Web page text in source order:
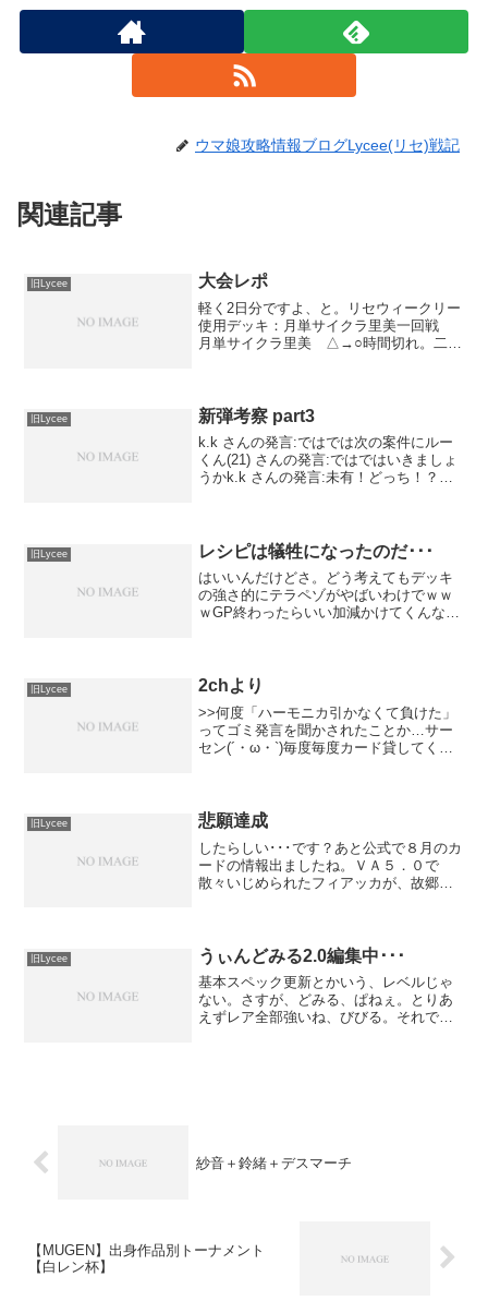
ウマ娘攻略情報ブログLycee(リセ)戦記
関連記事
旧Lycee 大会レポ
軽く2日分ですよ、と。リセウィークリー
使用デッキ：月単サイクラ里美一回戦
月単サイクラ里美 △→○時間切れ。二回
→観鈴→コンバ...
旧Lycee 新弾考察 part3
k.k さんの発言:ではでは次の案件にルー
くん(21) さんの発言:ではではいきましょ
うかk.k さんの発言:未有！どっち！？ｗ
旧Lycee レシピは犠牲になったのだ･･･
はいいんだけどさ。どう考えてもデッキ
の強さ的にテラペゾがやばいわけでｗｗ
ｗGP終わったらいい加減かけてくんない
デッキとかと勘違...
旧Lycee 2chより
>>何度「ハーモニカ引かなくて負けた」
ってゴミ発言を聞かされたことか…サー
セン(´・ω・`)毎度毎度カード貸してくれ
ちひろもあるか...
旧Lycee 悲願達成
したらしい･･･です？あと公式で８月のカ
ードの情報出ましたね。ＶＡ５．０で
散々いじめられたフィアッカが、故郷で
ート一回戦 月単ひ...
旧Lycee うぃんどみる2.0編集中･･･
基本スペック更新とかいう、レベルじゃ
ない。さすが、どみる、ぱねぇ。とりあ
えずレア全部強いね、びびる。それでい
紗音＋鈴緒＋デスマーチ
【MUGEN】出身作品別トーナメント
【白レン杯】